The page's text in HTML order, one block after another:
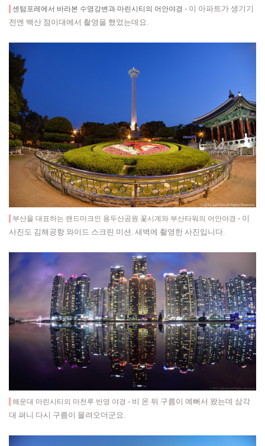
센텀포레에서 바라본 수영강변과 마린시티의 어안야경 - 이 아파트가 생기기
전엔 백산 점이대에서 촬영을 했었는데요.
부산을 대표하는 랜드마크인 용두산공원 꽃시계와 부산타워의 어안야경 - 이
사진도 김해공항 와이드 스크린 미션. 새벽에 촬영한 사진입니다.
해운대 마린시티의 마천루 반영 야경 - 비 온 뒤 구름이 예뻐서 왔는데 삼각
대 펴니 다시 구름이 몰려오더군요.